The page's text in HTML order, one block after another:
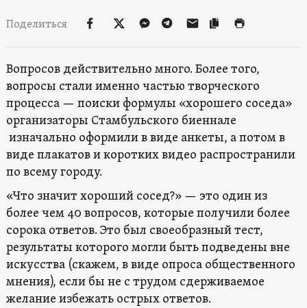
Поделиться
Вопросов действительно много. Более того,
вопросы стали именно частью творческого
процесса — поиски формулы «хорошего соседа»
организаторы Стамбульского биеннале
изначально оформили в виде анкеты, а потом в
виде плакатов и коротких видео распространили
по всему городу.
«Что значит хороший сосед?» — это один из
более чем 40 вопросов, которые получили более
сорока ответов. Это был своеобразный тест,
результаты которого могли быть подведены вне
искусства (скажем, в виде опроса общественного
мнения), если бы не с трудом сдерживаемое
желание избежать острых ответов.